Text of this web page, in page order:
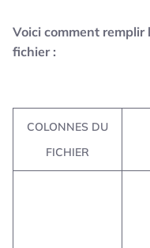
Voici comment
fichier :
COLONNES DU
FICHIER